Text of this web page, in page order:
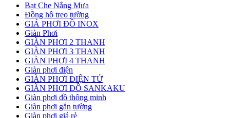
Bạt Che Nắng Mưa
Đồng hồ treo tường
GIÁ PHƠI ĐỒ INOX
Giàn Phơi
GIÀN PHƠI 2 THANH
GIÀN PHƠI 3 THANH
GIÀN PHƠI 4 THANH
Giàn phơi điện
GIÀN PHƠI ĐIỆN TỬ
GIÀN PHƠI ĐỒ SANKAKU
Giàn phơi đồ thông minh
Giàn phơi gắn tường
Giàn phơi giá rẻ